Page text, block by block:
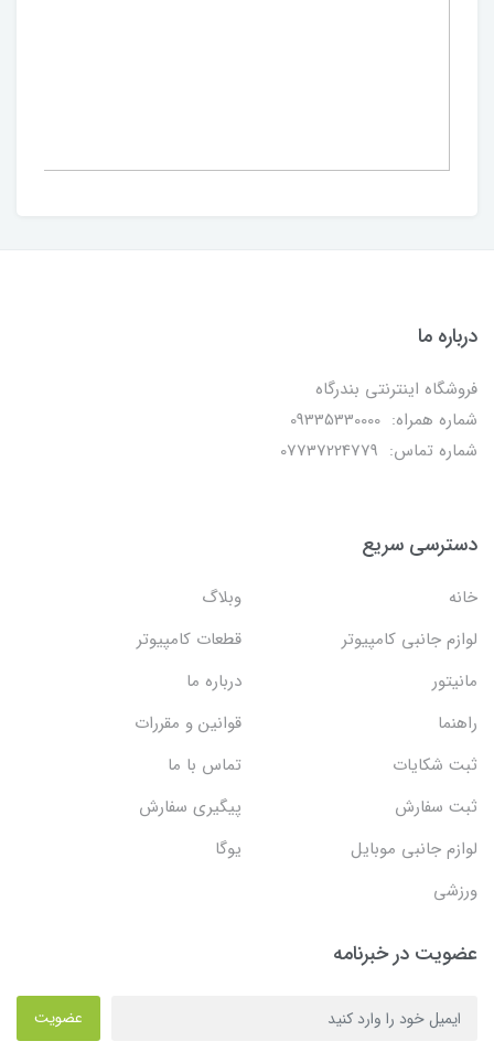
درباره ما
فروشگاه اینترنتی بندرگاه
شماره همراه: 09335330000
شماره تماس: 07737224779
دسترسی سریع
خانه
وبلاگ
لوازم جانبی کامپیوتر
قطعات کامپیوتر
مانیتور
درباره ما
راهنما
قوانین و مقررات
ثبت شکایات
تماس با ما
ثبت سفارش
پیگیری سفارش
لوازم جانبی موبایل
یوگا
ورزشی
عضویت در خبرنامه
عضویت